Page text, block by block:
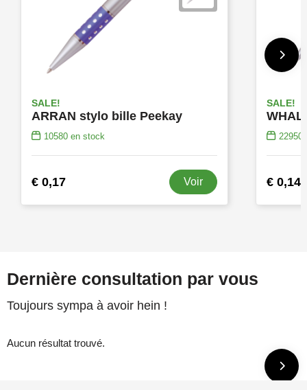
SALE!
ARRAN stylo bille Peekay
10580en stock
€ 0,17 Voir
SALE!
22950
€ 0,14
Dernière consultation par vous
Toujours sympa à avoir hein !
Aucun résultat trouvé.